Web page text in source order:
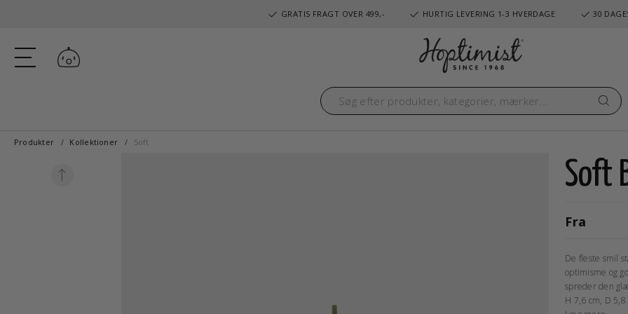
GRATIS FRAGT OVER 499,- HURTIG LEVERING 1-3 HVERDAGE 30
Log ind
Produkter Kollektioner Soft
Soft
Fra
De fleste smil
optimisme og
spreder den
H 7,6 cm, D 5,8